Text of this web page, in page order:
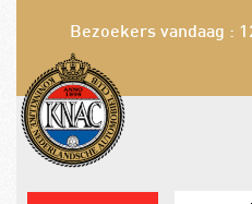
Bezoekers vandaag :